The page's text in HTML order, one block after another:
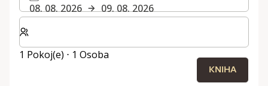
08. 08. 2026
09. 08. 2026
Zvolte počet pokojů a hostů pro svůj pobyt
1 Pokoj(e) ⋅ 1 Osoba
KNIHA